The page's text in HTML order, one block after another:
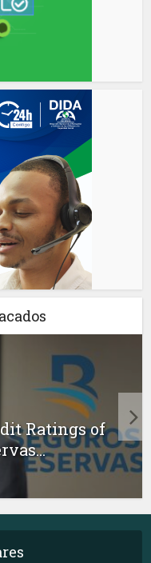
Ratings of